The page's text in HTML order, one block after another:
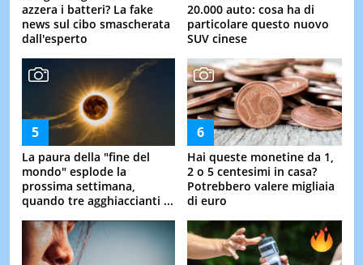
azzera i batteri? La fake
news sul cibo smascherata
dall'esperto
20.000 auto: cosa ha di
particolare questo nuovo
SUV cinese
La paura della "fine del
mondo" esplode la
prossima settimana,
quando tre agghiaccianti ...
Hai queste monetine da 1,
2 o 5 centesimi in casa?
Potrebbero valere migliaia
di euro